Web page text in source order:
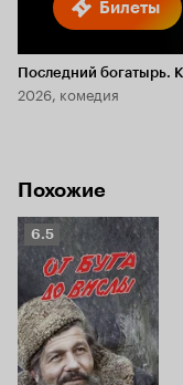
Билеты
Последний богатырь.
2026, комедия
Похожие
Рейтинг
Кинопоиска
6.5
6.5